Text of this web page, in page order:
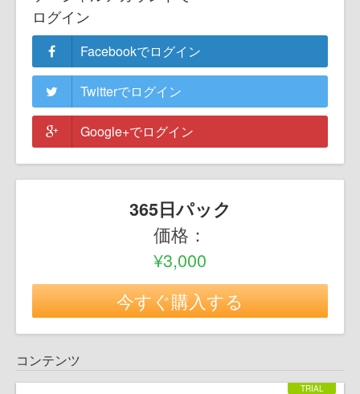
ログイン
Facebookでログイン
Twitterでログイン
Google+でログイン
365日パック
価格：
¥3,000
今すぐ購入する
コンテンツ